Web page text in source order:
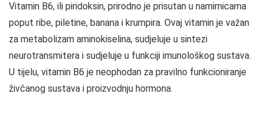
Vitamin B6, ili piridoksin, prirodno je prisutan u namirnicama
poput ribe, piletine, banana i krumpira. Ovaj vitamin je važan
za metabolizam aminokiselina, sudjeluje u sintezi
neurotransmitera i sudjeluje u funkciji imunološkog sustava.
U tijelu, vitamin B6 je neophodan za pravilno funkcioniranje
živčanog sustava i proizvodnju hormona.